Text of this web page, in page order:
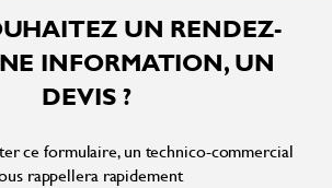
UN RENDEZ-
INFORMATION, UN
DEVIS ?
ce formulaire, un technico-commercial
rappellera rapidement